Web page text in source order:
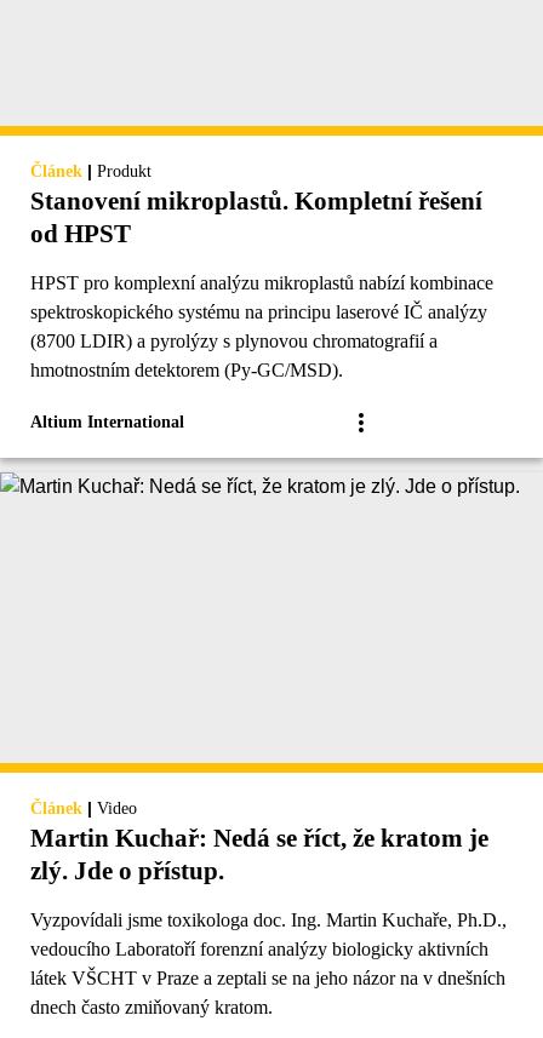
Článek | Produkt
Stanovení mikroplastů. Kompletní řešení
od HPST
HPST pro komplexní analýzu mikroplastů nabízí kombinace
spektroskopického systému na principu laserové IČ analýzy
(8700 LDIR) a pyrolýzy s plynovou chromatografií a
hmotnostním detektorem (Py-GC/MSD).
Altium International
Článek | Video
Martin Kuchař: Nedá se říct, že kratom je
zlý. Jde o přístup.
Vyzpovídali jsme toxikologa doc. Ing. Martin Kuchaře, Ph.D.,
vedoucího Laboratoří forenzní analýzy biologicky aktivních
látek VŠCHT v Praze a zeptali se na jeho názor na v dnešních
dnech často zmiňovaný kratom.